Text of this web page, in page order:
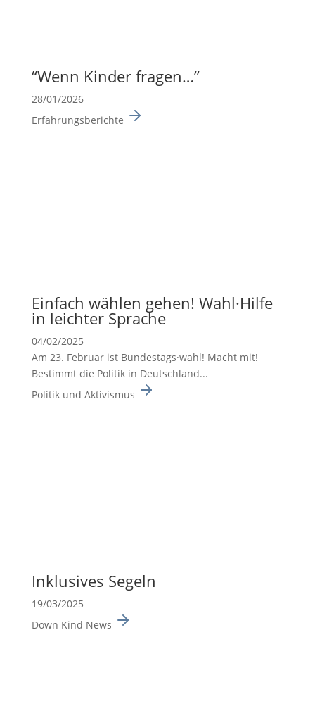
“Wenn Kinder fragen…”
28/01/2026
Erfahrungsberichte
Einfach wählen gehen! Wahl·Hilfe
in leichter Sprache
04/02/2025
Am 23. Februar ist Bundes­tags·wahl! Macht mit!
Bestimmt die Politik in Deutsch­land...
Politik und Aktivismus
Inklu­sives Segeln
19/03/2025
Down Kind News